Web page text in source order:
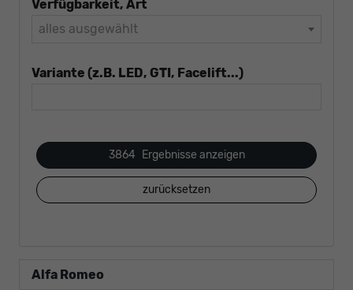
Verfügbarkeit, Art
alles ausgewählt
Variante (z.B. LED, GTI, Facelift...)
3864 Ergebnisse anzeigen
zurücksetzen
Alfa Romeo